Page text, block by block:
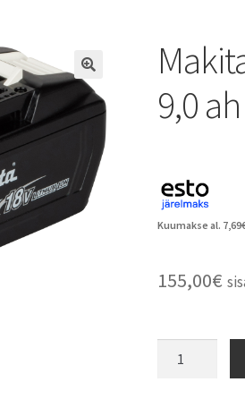
9,0
Kuumakse al. 7,69
155,00€